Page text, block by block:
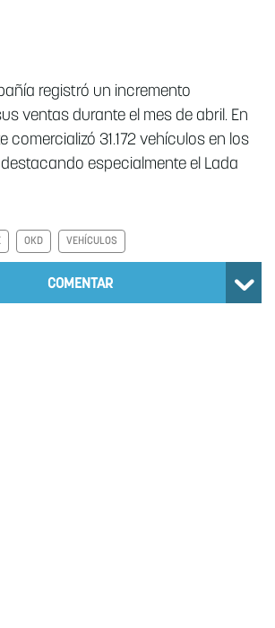
registró un incremento
ventas durante el mes de abril. En
comercializó 31.172 vehículos en los
especialmente el Lada
OKD VEHÍCULOS
COMENTAR